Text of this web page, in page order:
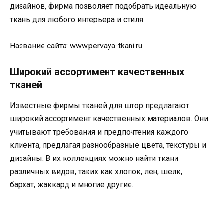
дизайнов, фирма позволяет подобрать идеальную
ткань для любого интерьера и стиля.
Название сайта: www.pervaya-tkani.ru
Широкий ассортимент качественных
тканей
Известные фирмы тканей для штор предлагают
широкий ассортимент качественных материалов. Они
учитывают требования и предпочтения каждого
клиента, предлагая разнообразные цвета, текстуры и
дизайны. В их коллекциях можно найти ткани
различных видов, таких как хлопок, лен, шелк,
бархат, жаккард и многие другие.